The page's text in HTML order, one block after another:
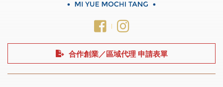
合作創業／區域代理 申請表單